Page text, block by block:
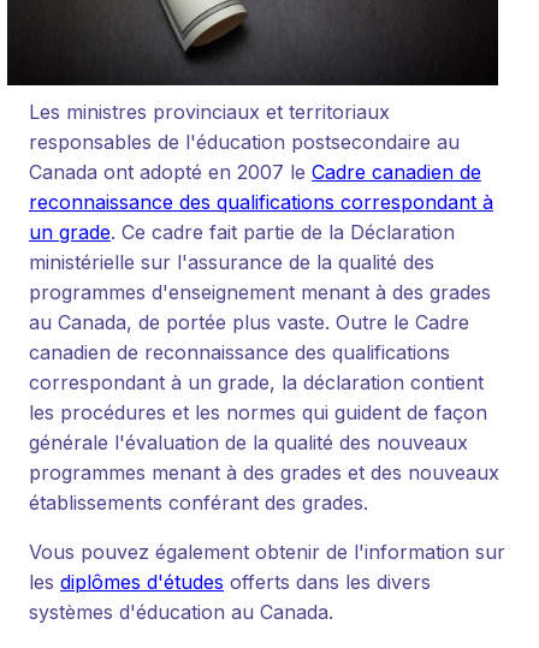
Les ministres provinciaux et territoriaux
responsables de l'éducation postsecondaire au
Canada ont adopté en 2007 le Cadre canadien de
reconnaissance des qualifications correspondant à
un grade. Ce cadre fait partie de la Déclaration
ministérielle sur l'assurance de la qualité des
programmes d'enseignement menant à des grades
au Canada, de portée plus vaste. Outre le Cadre
canadien de reconnaissance des qualifications
correspondant à un grade, la déclaration contient
les procédures et les normes qui guident de façon
générale l'évaluation de la qualité des nouveaux
programmes menant à des grades et des nouveaux
établissements conférant des grades.
Vous pouvez également obtenir de l'information sur
les diplômes d'études offerts dans les divers
systèmes d'éducation au Canada.